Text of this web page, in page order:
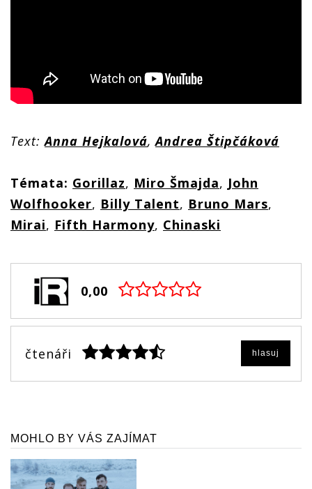
Text:Anna Hejkalová,Andrea Štipčáková
Témata: Gorillaz, Miro Šmajda, John
Wolfhooker, Billy Talent, Bruno Mars,
Mirai, Fifth Harmony, Chinaski
0,00
čtenáři hlasuj
MOHLO BY VÁS ZAJÍMAT